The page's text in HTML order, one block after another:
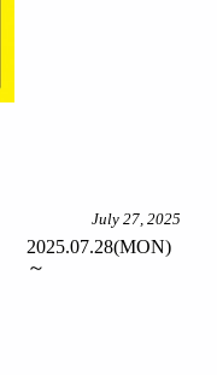
July 27, 2025
2025.07.28(MON)
～